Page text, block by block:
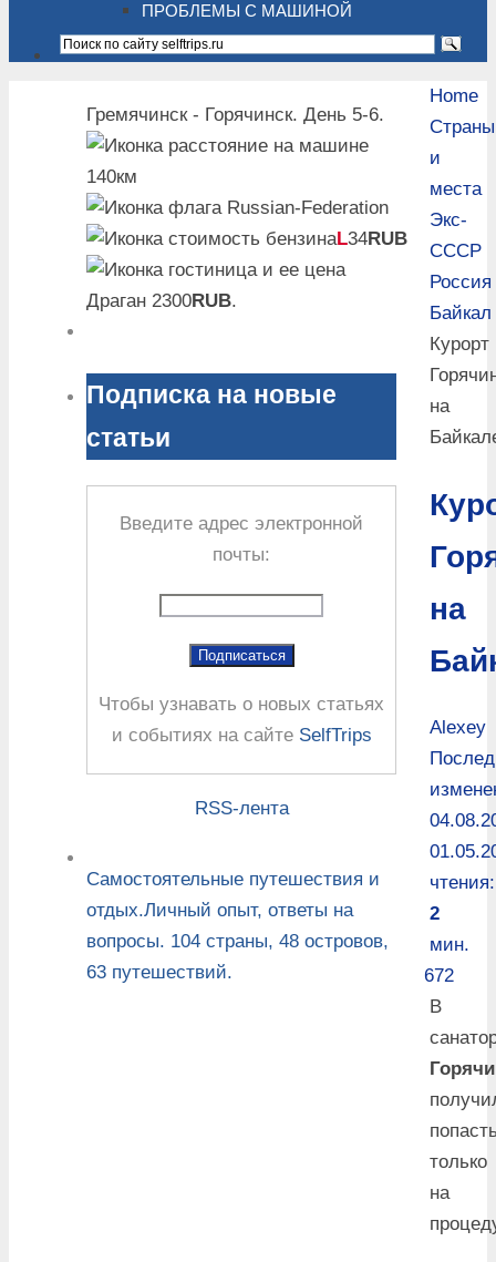
ПРОБЛЕМЫ С МАШИНОЙ
Home
Страны
и
места
Экс-
СССР
Россия
Байкал
Курорт
на
на
Alexey
чтения:
2
мин.
672
В
только
на
Гремячинск - Горячинск. День 5-6.
140км
L34RUB
Драган 2300RUB.
Подписка на новые
статьи
Введите адрес электронной
почты:
Чтобы узнавать о новых статьях
и событиях на сайте SelfTrips
RSS-лента
Самостоятельные путешествия и
отдых.Личный опыт, ответы на
вопросы. 104 страны, 48 островов,
63 путешествий.